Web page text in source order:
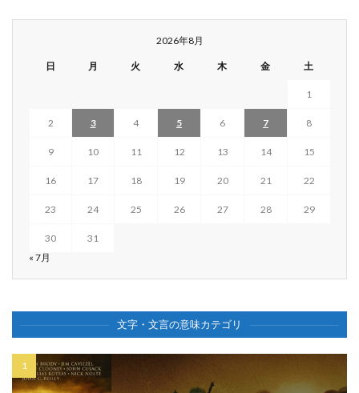
2026年8月
日 月 火 水 木 金 土
1
2 3 4 5 6 7 8
9 10 11 12 13 14 15
16 17 18 19 20 21 22
23 24 25 26 27 28 29
30
31
« 7月
文字・文言の意味カテゴリ